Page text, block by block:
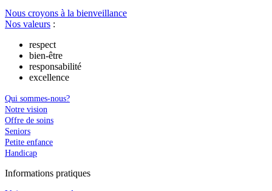
Nous croyons à la bienveillance
Nos valeurs :
respect
bien-être
responsabilité
excellence
Qui sommes-nous?
Notre vision
Offre de soins
Seniors
Petite enfance
Handicap
Informations pratiques